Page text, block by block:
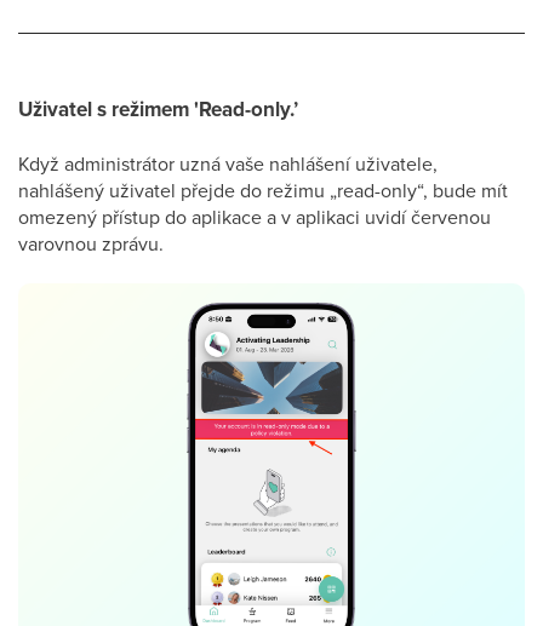
Uživatel s režimem 'Read-only.’
Když administrátor uzná vaše nahlášení uživatele,
nahlášený uživatel přejde do režimu „read-only“, bude mít
omezený přístup do aplikace a v aplikaci uvidí červenou
varovnou zprávu.